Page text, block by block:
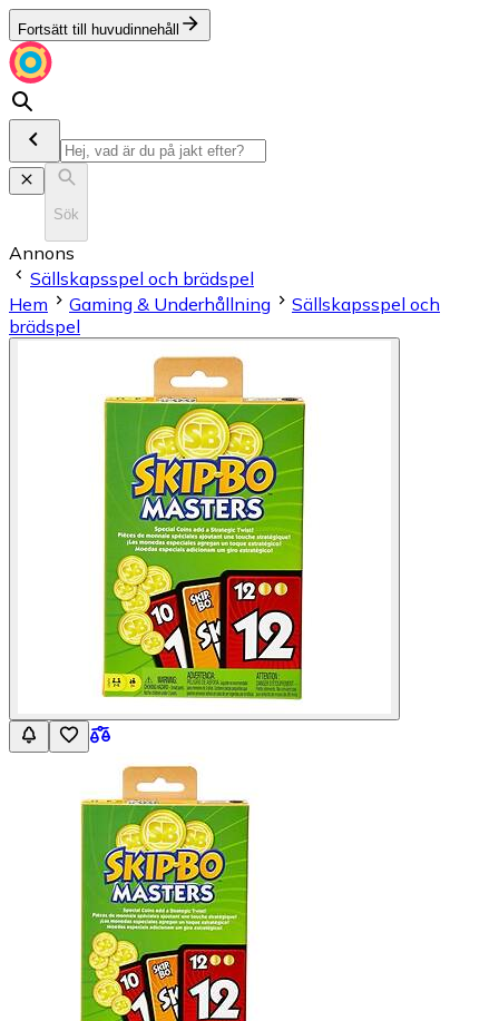
Fortsätt till huvudinnehåll
Sök
Annons
Sällskapsspel och brädspel
Hem
Gaming & Underhållning
Sällskapsspel och
brädspel